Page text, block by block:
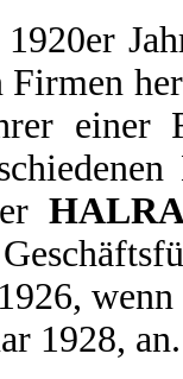
Firmen
einer
1928, an.